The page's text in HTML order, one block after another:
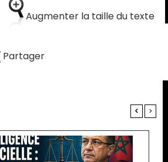
Augmenter la taille du texte
Partager
< >